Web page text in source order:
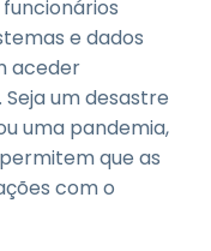
e dados
aceder
um desastre
uma pandemia,
que as
com o